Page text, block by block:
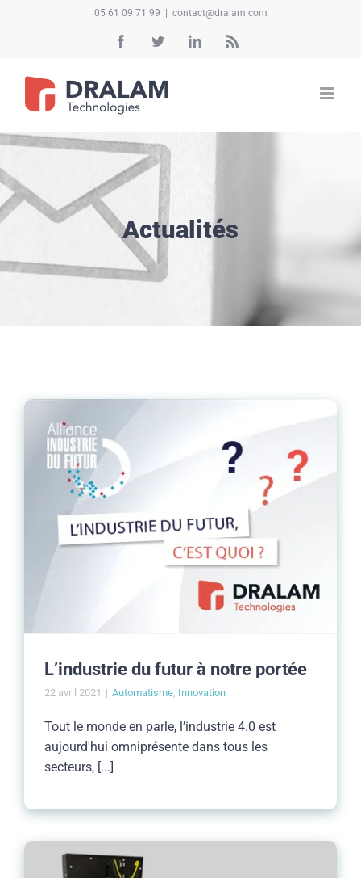
05 61 09 71 99 contact@dralam.com
FacebookTwitterLinkedInRss
Actualités
L’industrie du futur à notre portée
22 avril 2021 | Automatisme Innovation
Tout le monde en parle, l’industrie 4.0 est
aujourd'hui omniprésente dans tous les
secteurs, [...]